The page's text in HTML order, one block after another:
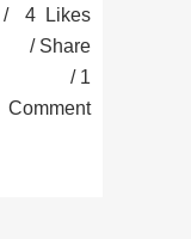
/
4
Likes
Share
1
Comment